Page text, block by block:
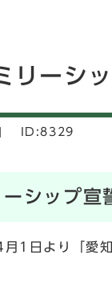
リーシ
ID:8329
シップ宣
1日より「愛